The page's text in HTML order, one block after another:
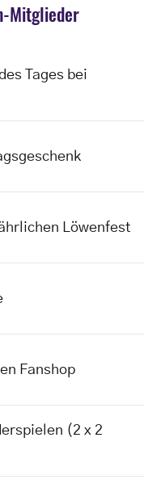
Mitglieder
Tages bei
Löwenfest
Fanshop
(2 x 2